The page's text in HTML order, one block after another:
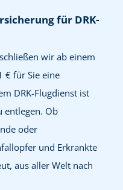
für DRK-
wir ab einem
€ für Sie eine
DRK-Flugdienst ist
entlegen. Ob
oder
und Erkrankte
aus aller Welt nach